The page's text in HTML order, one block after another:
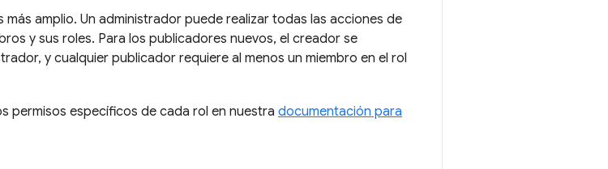
más amplio. Un administrador puede realizar todas las acciones de
y sus roles. Para los publicadores nuevos, el creador se
y cualquier publicador requiere al menos un miembro en el rol
permisos específicos de cada rol en nuestra documentación para